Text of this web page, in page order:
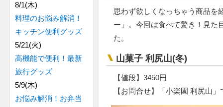
思わず欲しくなっちゃう商品
ー」。今回は食べて驚き！見た
た。
山菓子 利尻山(冬)
【値段】3450円
【お問合せ】「小楽園 利尻山」
8/1(木)
料理のお悩み解消！
キッチン便利グッズ
5/21(火)
高機能で便利！最新
旅行グッズ
5/9(木)
お悩み解消！お弁当